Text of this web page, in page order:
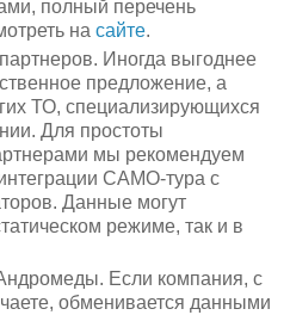
полный перечень
на сайте.
Иногда выгоднее
предложение, а
ТО, специализирующихся
Для простоты
мы рекомендуем
САМО-тура с
Данные могут
режиме, так и в
Если компания, с
обменивается данными